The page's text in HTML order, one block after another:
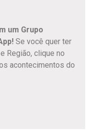
um Grupo
Se você quer ter
Região, clique no
acontecimentos do